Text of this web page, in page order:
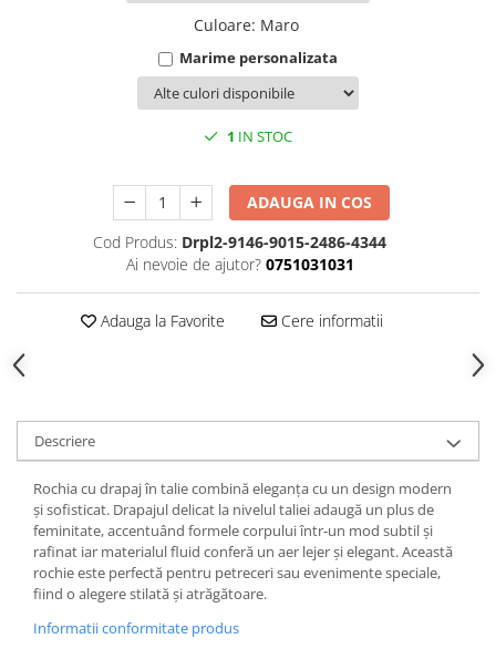
Culoare: Maro
Marime personalizata
1 IN STOC
ADAUGA IN COS
Cod Produs: Drpl2-9146-9015-2486-4344
Ai nevoie de ajutor? 0751031031
Adauga la Favorite Cere informatii
Descriere
Rochia cu drapaj în talie combină eleganța cu un design modern
și sofisticat. Drapajul delicat la nivelul taliei adaugă un plus de
feminitate, accentuând formele corpului într-un mod subtil și
rafinat iar materialul fluid conferă un aer lejer și elegant. Această
rochie este perfectă pentru petreceri sau evenimente speciale,
fiind o alegere stilată și atrăgătoare.
Informatii conformitate produs